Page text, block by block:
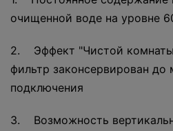
очищенной воде на уровне
2. Эффект "Чистой
фильтр законсервирован до
подключения
3. Возможность